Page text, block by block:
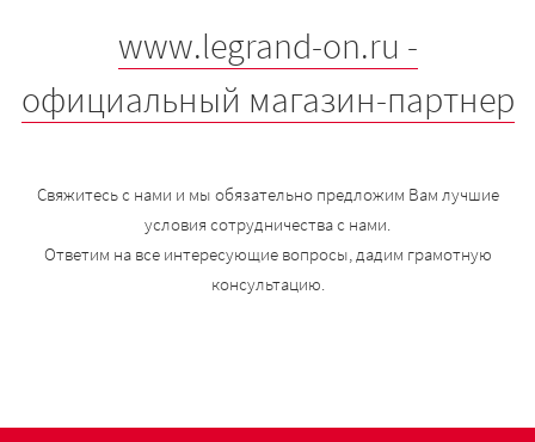
www.legrand-on.ru -
официальный магазин-партнер
Свяжитесь с нами и мы обязательно предложим Вам лучшие
условия сотрудничества с нами.
Ответим на все интересующие вопросы, дадим грамотную
консультацию.